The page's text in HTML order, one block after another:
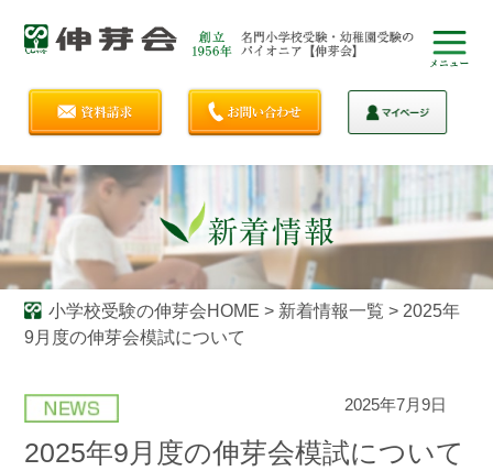
小学校受験の伸芽会HOME > 新着情報一覧 > 2025年
9月度の伸芽会模試について
2025年7月9日
2025年9月度の伸芽会模試について